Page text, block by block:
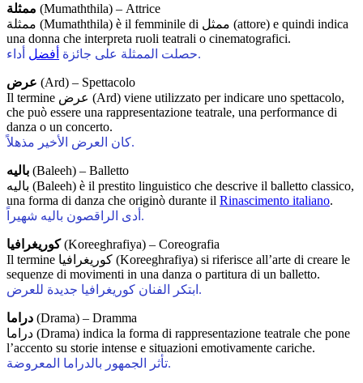
ممثلة (Mumaththila) – Attrice
ممثلة (Mumaththila) è il femminile di ممثل (attore) e quindi indica
una donna che interpreta ruoli teatrali o cinematografici.
حصلت الممثلة على جائزة أفضل أداء.
عرض (Ard) – Spettacolo
Il termine عرض (Ard) viene utilizzato per indicare uno spettacolo,
che può essere una rappresentazione teatrale, una performance di
danza o un concerto.
كان العرض الأخير مذهلاً.
باليه (Baleeh) – Balletto
باليه (Baleeh) è il prestito linguistico che descrive il balletto classico,
una forma di danza che originò durante il Rinascimento italiano.
أدى الراقصون باليه شهيراً.
كوريغرافيا(Koreeghrafiya) – Coreografia
Il termine كوريغرافيا (Koreeghrafiya) si riferisce all’arte di creare le
sequenze di movimenti in una danza o partitura di un balletto.
ابتكر الفنان كوريغرافيا جديدة للعرض.
دراما (Drama) – Dramma
دراما (Drama) indica la forma di rappresentazione teatrale che pone
l’accento su storie intense e situazioni emotivamente cariche.
تأثر الجمهور بالدراما المعروضة.